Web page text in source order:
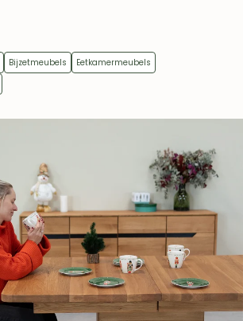
Bijzetmeubels
Eetkamermeubels